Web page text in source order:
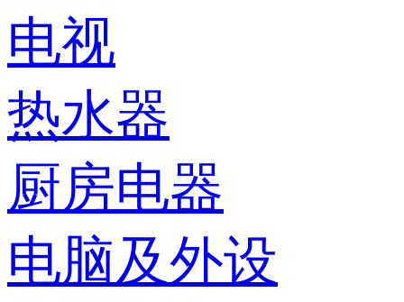
电视
热水器
厨房电器
电脑及外设